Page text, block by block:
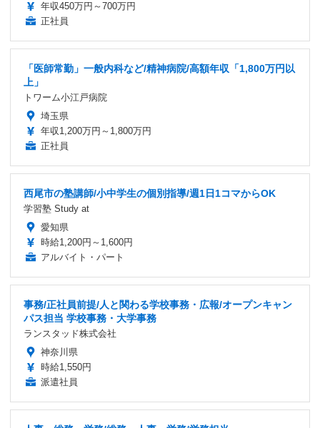
年収450万円～700万円
正社員
「医師常勤」一般内科など/精神病院/高額年収「1,800万円以
上」
トワーム小江戸病院
埼玉県
年収1,200万円～1,800万円
正社員
西尾市の塾講師/小中学生の個別指導/週1日1コマからOK
学習塾 Study at
愛知県
時給1,200円～1,600円
アルバイト・パート
事務/正社員前提/人と関わる学校事務・広報/オープンキャン
パス担当 学校事務・大学事務
ランスタッド株式会社
神奈川県
時給1,550円
派遣社員